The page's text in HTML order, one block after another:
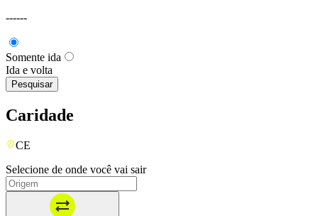
------
Somente ida
Ida e volta
Pesquisar
Caridade
CE
Selecione de onde você vai sair